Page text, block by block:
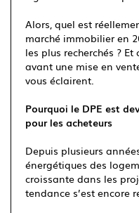
Alors, quel est
marché immobilier en
les plus recherchés ?
avant une mise en
vous éclairent.
Pourquoi le DPE est
pour les acheteurs
Depuis plusieurs
énergétiques des
croissante dans les
tendance s’est encore